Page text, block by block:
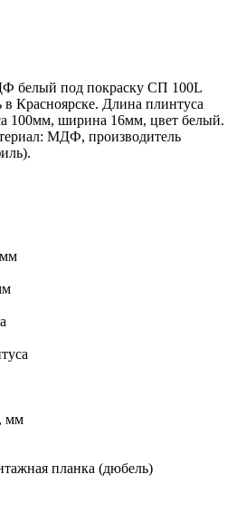
белый под покраску СП 100L
Красноярске. Длина плинтуса
100мм, ширина 16мм, цвет белый.
МДФ, производитель
мм
планка (дюбель)